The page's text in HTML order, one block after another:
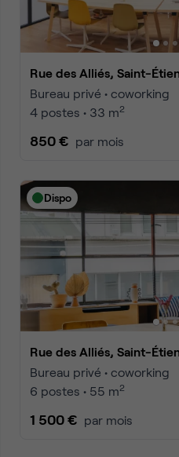
Rue des Alliés, Saint-
Bureau privé • coworking
4 postes • 33 m2
850 € par mois
Dispo
Rue des Alliés, Saint-
Bureau privé • coworking
6 postes • 55 m2
1 500 € par mois